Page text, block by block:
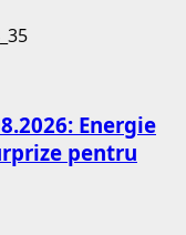
Energie
pentru